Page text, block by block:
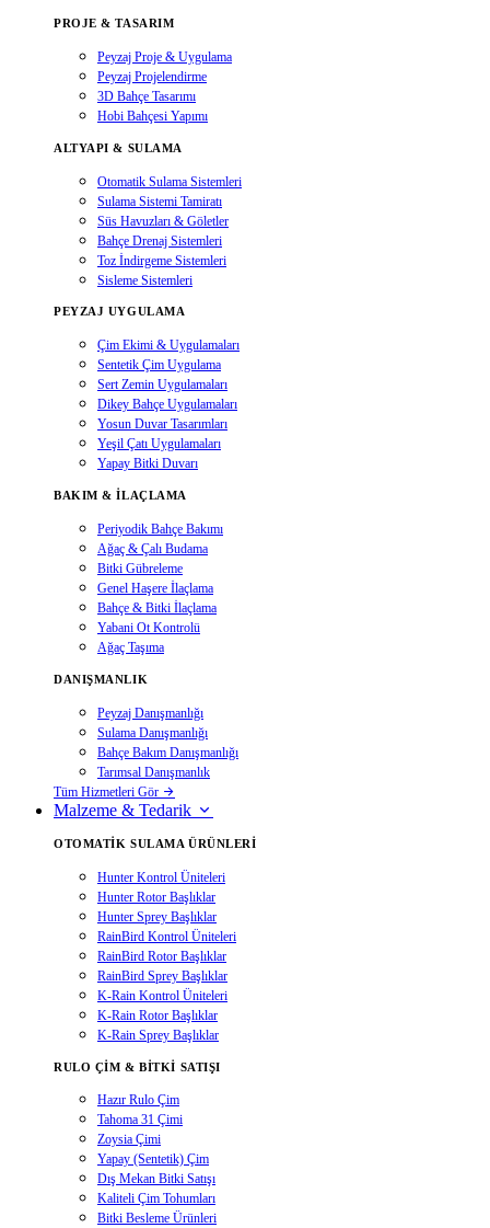
PROJE & TASARIM
Peyzaj Proje & Uygulama
Peyzaj Projelendirme
3D Bahçe Tasarımı
Hobi Bahçesi Yapımı
ALTYAPI & SULAMA
Otomatik Sulama Sistemleri
Sulama Sistemi Tamiratı
Süs Havuzları & Göletler
Bahçe Drenaj Sistemleri
Toz İndirgeme Sistemleri
Sisleme Sistemleri
PEYZAJ UYGULAMA
Çim Ekimi & Uygulamaları
Sentetik Çim Uygulama
Sert Zemin Uygulamaları
Dikey Bahçe Uygulamaları
Yosun Duvar Tasarımları
Yeşil Çatı Uygulamaları
Yapay Bitki Duvarı
BAKIM & İLAÇLAMA
Periyodik Bahçe Bakımı
Ağaç & Çalı Budama
Bitki Gübreleme
Genel Haşere İlaçlama
Bahçe & Bitki İlaçlama
Yabani Ot Kontrolü
Ağaç Taşıma
DANIŞMANLIK
Peyzaj Danışmanlığı
Sulama Danışmanlığı
Bahçe Bakım Danışmanlığı
Tarımsal Danışmanlık
Tüm Hizmetleri Gör
Malzeme & Tedarik
OTOMATIK SULAMA ÜRÜNLERI
Hunter Kontrol Üniteleri
Hunter Rotor Başlıklar
Hunter Sprey Başlıklar
RainBird Kontrol Üniteleri
RainBird Rotor Başlıklar
RainBird Sprey Başlıklar
K-Rain Kontrol Üniteleri
K-Rain Rotor Başlıklar
K-Rain Sprey Başlıklar
RULO ÇIM & BITKI SATIŞI
Hazır Rulo Çim
Tahoma 31 Çimi
Zoysia Çimi
Yapay (Sentetik) Çim
Dış Mekan Bitki Satışı
Kaliteli Çim Tohumları
Bitki Besleme Ürünleri